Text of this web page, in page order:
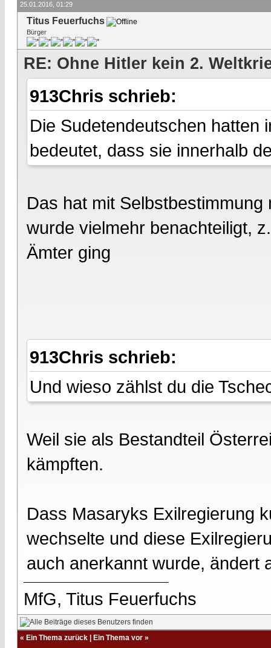
25.01.2016, 01:29
Titus Feuerfuchs
Bürger
RE: Ohne Hitler kein 2.
913Chris schrieb:
Die Sudetendeutschen hatten
bedeutet, dass sie innerhalb
Das hat mit
wurde vielmehr benachteiligt,
Ämter ging
913Chris schrieb:
Und wieso zählst du die
Weil sie als Bestandteil
kämpften.
Dass Masaryks Exilregierung
wechselte und diese
auch anerkannt wurde, ändert
MfG, Titus Feuerfuchs
« Ein Thema zurück Ein Thema vor »